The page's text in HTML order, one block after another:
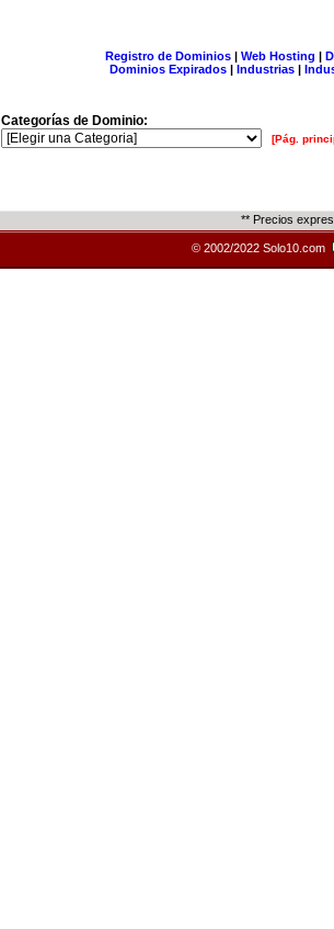
Registro de Dominios| Web Hosting |
Dominios Expirados | Industrias |
Categorías de Dominio:
[Pág.
** Precios
© 2002/2022 Solo10.com